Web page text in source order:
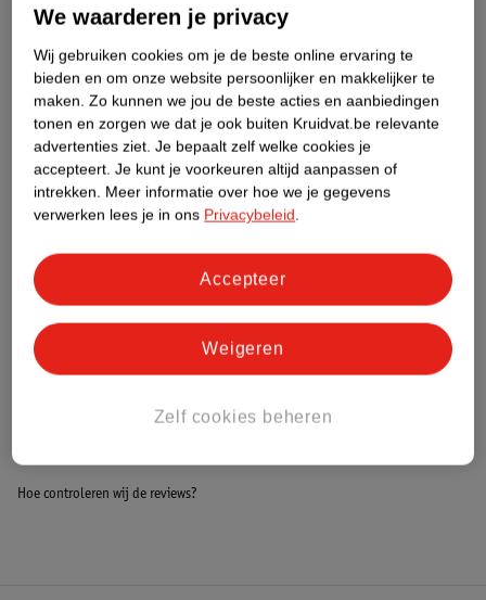
Productinformatie
Etiketinformatie
Nature Impact Score
Dit product heeft (nog) geen Nature
Impact Score.
Meer informatie
Bestel & Bezorginformatie
Hoe controleren wij de reviews?
We waarderen je privacy
Wij gebruiken cookies om je de beste online ervaring te
bieden en om onze website persoonlijker en makkelijker te
maken. Zo kunnen we jou de beste acties en aanbiedingen
tonen en zorgen we dat je ook buiten Kruidvat.be relevante
advertenties ziet. Je bepaalt zelf welke cookies je
accepteert. Je kunt je voorkeuren altijd aanpassen of
intrekken. Meer informatie over hoe we je gegevens
verwerken lees je in ons Privacybeleid.
Zelf cookies beheren
Weigeren
Accepteer